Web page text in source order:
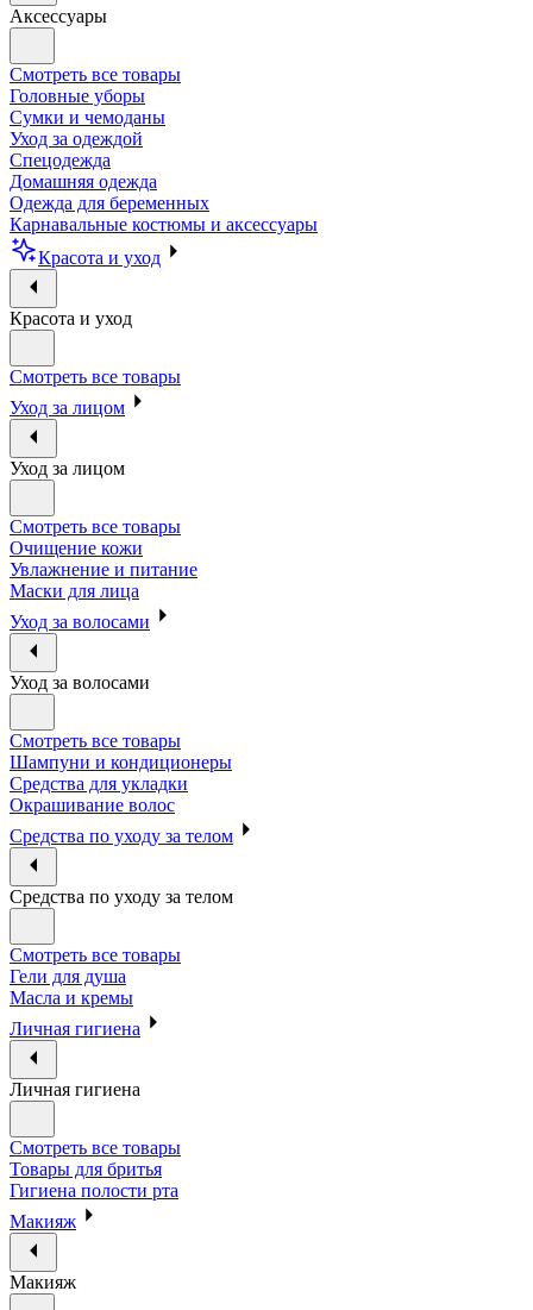
Аксессуары
Смотреть все товары
Головные уборы
Сумки и чемоданы
Уход за одеждой
Спецодежда
Домашняя одежда
Одежда для беременных
Карнавальные костюмы и аксессуары
Красота и уход
Красота и уход
Смотреть все товары
Уход за лицом
Уход за лицом
Смотреть все товары
Очищение кожи
Увлажнение и питание
Маски для лица
Уход за волосами
Уход за волосами
Смотреть все товары
Шампуни и кондиционеры
Средства для укладки
Окрашивание волос
Средства по уходу за телом
Средства по уходу за телом
Смотреть все товары
Гели для душа
Масла и кремы
Личная гигиена
Личная гигиена
Смотреть все товары
Товары для бритья
Гигиена полости рта
Макияж
Макияж